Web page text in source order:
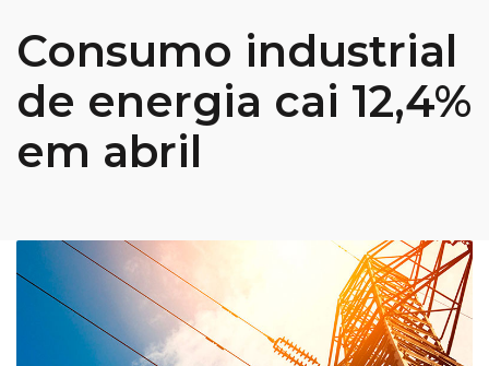
Consumo industrial
de energia cai 12,4%
em abril